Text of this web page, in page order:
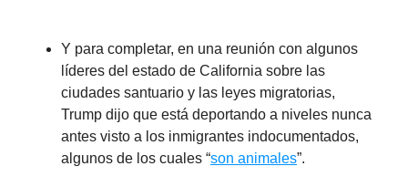
Y para completar, en una reunión con algunos
líderes del estado de California sobre las
ciudades santuario y las leyes migratorias,
Trump dijo que está deportando a niveles nunca
antes visto a los inmigrantes indocumentados,
algunos de los cuales “son animales”.